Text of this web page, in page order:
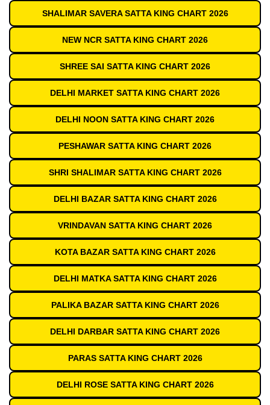
SHALIMAR SAVERA SATTA KING CHART 2026
NEW NCR SATTA KING CHART 2026
SHREE SAI SATTA KING CHART 2026
DELHI MARKET SATTA KING CHART 2026
DELHI NOON SATTA KING CHART 2026
PESHAWAR SATTA KING CHART 2026
SHRI SHALIMAR SATTA KING CHART 2026
DELHI BAZAR SATTA KING CHART 2026
VRINDAVAN SATTA KING CHART 2026
KOTA BAZAR SATTA KING CHART 2026
DELHI MATKA SATTA KING CHART 2026
PALIKA BAZAR SATTA KING CHART 2026
DELHI DARBAR SATTA KING CHART 2026
PARAS SATTA KING CHART 2026
DELHI ROSE SATTA KING CHART 2026